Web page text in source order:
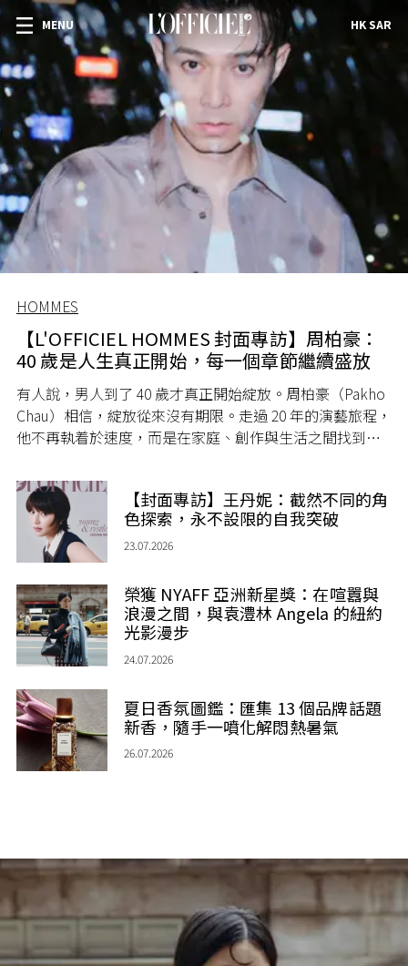
MENU HK SAR
HOMMES
【L'OFFICIEL HOMMES 封面專訪】周柏豪：
40 歲是人生真正開始，每一個章節繼續盛放
有人說，男人到了 40 歲才真正開始綻放。周柏豪（Pakho
Chau）相信，綻放從來沒有期限。走過 20 年的演藝旅程，
他不再執着於速度，而是在家庭、創作與生活之間找到屬
【封面專訪】王丹妮：截然不同的角
色探索，永不設限的自我突破
23.07.2026
榮獲 NYAFF 亞洲新星獎：在喧囂與
浪漫之間，與袁澧林 Angela 的紐約
光影漫步
24.07.2026
夏日香氛圖鑑：匯集 13 個品牌話題
新香，隨手一噴化解悶熱暑氣
26.07.2026